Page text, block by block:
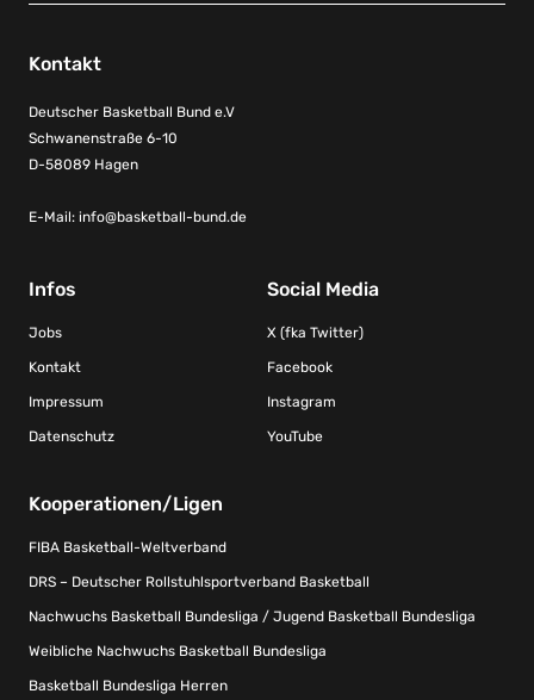
Kontakt
Deutscher Basketball Bund e.V
Schwanenstraße 6-10
D-58089 Hagen
E-Mail: info@basketball-bund.de
Infos
Jobs
Kontakt
Impressum
Datenschutz
Social Media
X (fka Twitter)
Facebook
Instagram
YouTube
Kooperationen/Ligen
FIBA Basketball-Weltverband
DRS – Deutscher Rollstuhlsportverband Basketball
Nachwuchs Basketball Bundesliga / Jugend Basketball Bundesliga
Weibliche Nachwuchs Basketball Bundesliga
Basketball Bundesliga Herren